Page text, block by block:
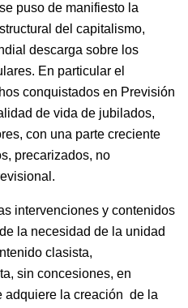
puso de manifiesto la
del capitalismo,
descarga sobre los
En particular el
conquistados en Previsión
de vida de jubilados,
con una parte creciente
precarizados, no
intervenciones y contenidos
la necesidad de la unidad
clasista,
sin concesiones, en
adquiere la creación de la